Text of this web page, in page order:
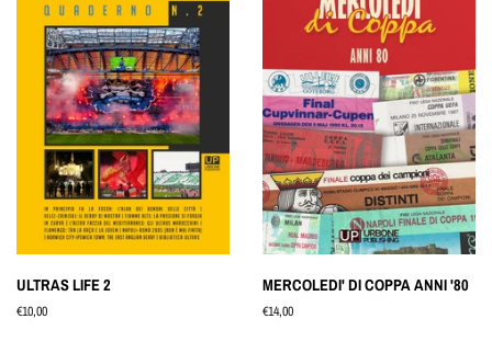
ULTRAS LIFE 2
Prezzo
€10,00
MERCOLEDI' DI COPPA ANNI '80
Prezzo
€14,00